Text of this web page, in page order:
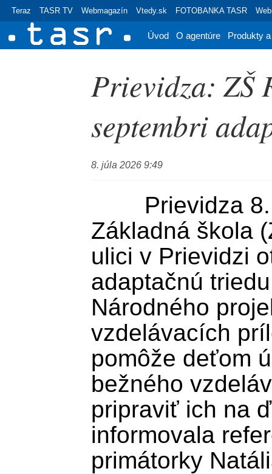
Teraz TASR TV Webmagazín Vtedy.sk FOTOBANKA TASR
Úvod O agentúre Produkty
Prievidza: ZŠ
septembri
8. júla 2026 9:49
Základná škola
ulici v Prievidzi
adaptačnú
Národného
vzdelávacích
pomôže deťom
bežného
pripraviť ich na
informovala
primátorky